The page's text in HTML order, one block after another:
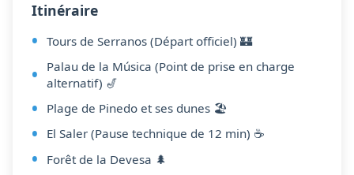
Itinéraire
Tours de Serranos (Départ officiel) 🏰
Palau de la Música (Point de prise en charge
alternatif) 🎷
Plage de Pinedo et ses dunes 🏖️
El Saler (Pause technique de 12 min) ☕
Forêt de la Devesa 🌲